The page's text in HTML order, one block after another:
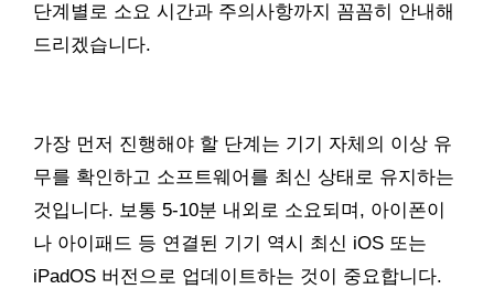
단계별로 소요 시간과 주의사항까지 꼼꼼히 안내해
드리겠습니다.
가장 먼저 진행해야 할 단계는 기기 자체의 이상 유
무를 확인하고 소프트웨어를 최신 상태로 유지하는
것입니다. 보통 5-10분 내외로 소요되며, 아이폰이
나 아이패드 등 연결된 기기 역시 최신 iOS 또는
iPadOS 버전으로 업데이트하는 것이 중요합니다.